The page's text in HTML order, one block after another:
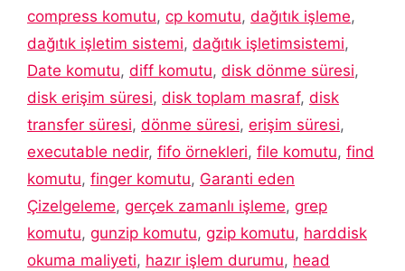
compress komutu, cp komutu, dağıtık işleme,
dağıtık işletim sistemi, dağıtık işletimsistemi,
Date komutu, diff komutu, disk dönme süresi,
disk erişim süresi, disk toplam masraf, disk
transfer süresi, dönme süresi, erişim süresi,
executable nedir, fifo örnekleri, file komutu, find
komutu, finger komutu, Garanti eden
Çizelgeleme, gerçek zamanlı işleme, grep
komutu, gunzip komutu, gzip komutu, harddisk
okuma maliyeti, hazır işlem durumu, head